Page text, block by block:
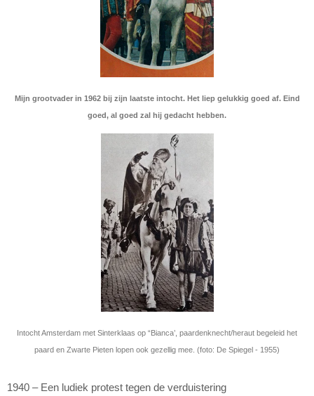
Mijn grootvader in 1962 bij zijn laatste intocht. Het liep gelukkig goed af. Eind
goed, al goed zal hij gedacht hebben.
Intocht Amsterdam met Sinterklaas op “Bianca’, paardenknecht/heraut begeleid het
paard en Zwarte Pieten lopen ook gezellig mee. (foto: De Spiegel - 1955)
1940 – Een ludiek protest tegen de verduistering